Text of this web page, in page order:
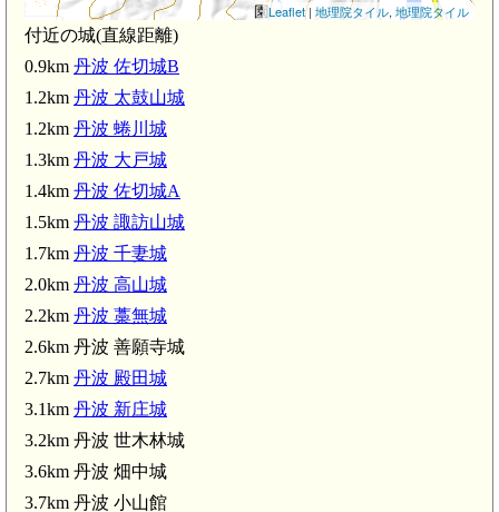
吉富駅(4.1km)
(2.6km)
池ノ内砦(4.6km)
Leaflet| 地理院タイル, 地理院タイル
付近の城(直線距離)
0.9km 丹波 佐切城B
1.2km 丹波 太鼓山城
1.2km 丹波 蜷川城
1.3km 丹波 大戸城
1.4km 丹波 佐切城A
1.5km 丹波 諏訪山城
1.7km 丹波 千妻城
2.0km 丹波 高山城
2.2km 丹波 藁無城
2.6km 丹波 善願寺城
2.7km 丹波 殿田城
3.1km 丹波 新庄城
3.2km 丹波 世木林城
3.6km 丹波 畑中城
3.7km 丹波 小山館